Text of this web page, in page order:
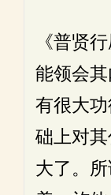
《普贤
能领会
有很大
础上对
大了。